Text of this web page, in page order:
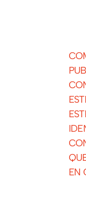
EN